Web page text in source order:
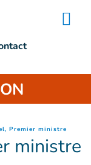
Premier ministre
ministre